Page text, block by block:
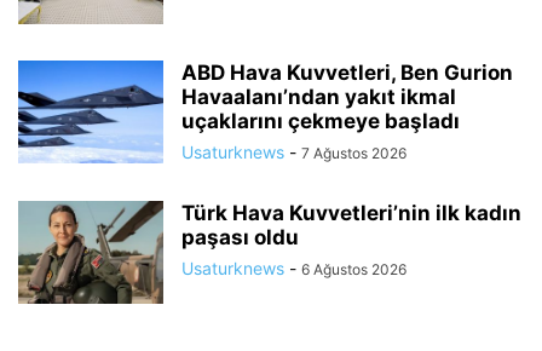
ABD Hava Kuvvetleri, Ben Gurion
Havaalanı’ndan yakıt ikmal
uçaklarını çekmeye başladı
Usaturknews - 7 Ağustos 2026
Türk Hava Kuvvetleri’nin ilk kadın
paşası oldu
Usaturknews - 6 Ağustos 2026